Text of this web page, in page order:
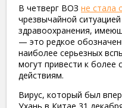
В четверг ВОЗ не стала
чрезвычайной
здравоохранения,
— это редкое
наиболее серьезных
могут привести к более
действиям.
Вирус, который был